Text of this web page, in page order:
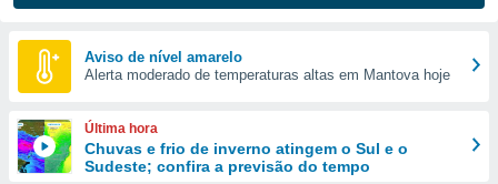
das
e
forma
digital
Aviso de nível amarelo
Alerta moderado de temperaturas altas em Mantova hoje
Última hora
Chuvas e frio de inverno atingem o Sul e o
Sudeste; confira a previsão do tempo